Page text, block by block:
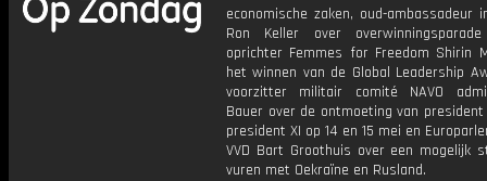
economische zaken, oud-ambassadeur
Ron Keller over overwinningsparade
oprichter Femmes for Freedom Shirin
het winnen van de Global Leadership
voorzitter militair comité NAVO
Bauer over de ontmoeting van president
president XI op 14 en 15 mei en
VVD Bart Groothuis over een mogelijk
vuren met Oekraïne en Rusland.